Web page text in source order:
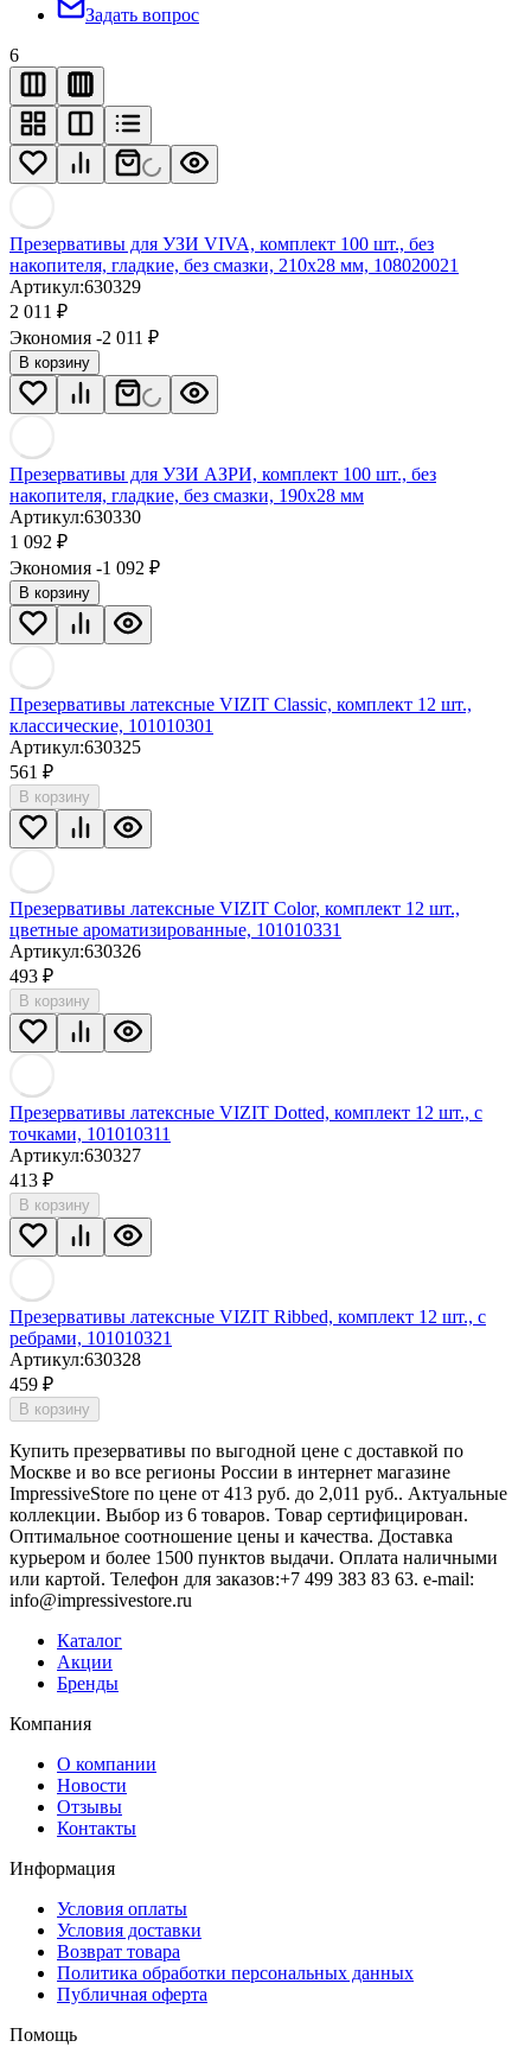
Задать вопрос
6
Презервативы для УЗИ VIVA, комплект 100 шт., без
накопителя, гладкие, без смазки, 210х28 мм, 108020021
Артикул:630329
2 011 ₽
Экономия -2 011 ₽
В корзину
Презервативы для УЗИ АЗРИ, комплект 100 шт., без
накопителя, гладкие, без смазки, 190х28 мм
Артикул:630330
1 092 ₽
Экономия -1 092 ₽
В корзину
Презервативы латексные VIZIT Classic, комплект 12 шт.,
классические, 101010301
Артикул:630325
561 ₽
В корзину
Презервативы латексные VIZIT Color, комплект 12 шт.,
цветные ароматизированные, 101010331
Артикул:630326
493 ₽
В корзину
Презервативы латексные VIZIT Dotted, комплект 12 шт., с
точками, 101010311
Артикул:630327
413 ₽
В корзину
Презервативы латексные VIZIT Ribbed, комплект 12 шт., с
ребрами, 101010321
Артикул:630328
459 ₽
В корзину
Купить презервативы по выгодной цене с доставкой по
Москве и во все регионы России в интернет магазине
ImpressiveStore по цене от 413 руб. до 2,011 руб.. Актуальные
коллекции. Выбор из 6 товаров. Товар сертифицирован.
Оптимальное соотношение цены и качества. Доставка
курьером и более 1500 пунктов выдачи. Оплата наличными
или картой. Телефон для заказов:+7 499 383 83 63. e-mail:
info@impressivestore.ru
Каталог
Акции
Бренды
Компания
О компании
Новости
Отзывы
Контакты
Информация
Условия оплаты
Условия доставки
Возврат товара
Политика обработки персональных данных
Публичная оферта
Помощь